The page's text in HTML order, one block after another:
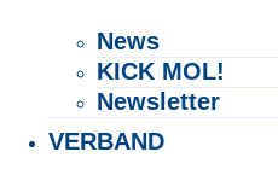
News
KICK MOL!
Newsletter
VERBAND